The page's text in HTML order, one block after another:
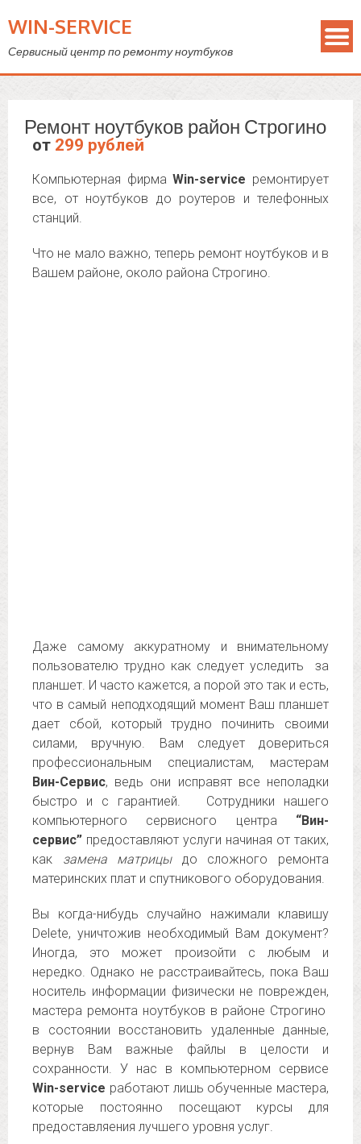
WIN-SERVICE
Сервисный центр по ремонту ноутбуков
Ремонт ноутбуков район Строгино
от 299 рублей
Компьютерная фирмаWin-service ремонтирует
все, от ноутбуков до роутеров и телефонных
станций.
Что не мало важно, теперь ремонт ноутбуков и в
Вашем районе, около района Строгино.
Даже самому аккуратному и внимательному
пользователю трудно как следует уследить за
планшет. И часто кажется, а порой это так и есть,
что в самый неподходящий момент Ваш планшет
дает сбой, который трудно починить своими
силами, вручную. Вам следует довериться
профессиональным специалистам, мастерам
Вин-Сервис, ведь они исправят все неполадки
быстро и с гарантией. Сотрудники нашего
компьютерного сервисного центра “Вин-
сервис” предоставляют услуги начиная от таких,
как замена матрицыдо сложного ремонта
материнских плат и спутникового оборудования.
Вы когда-нибудь случайно нажимали клавишу
Delete, уничтожив необходимый Вам документ?
Иногда, это может произойти с любым и
нередко. Однако не расстраивайтесь, пока Ваш
носитель информации физически не поврежден,
мастера ремонта ноутбуков в районе Строгино
в состоянии восстановить удаленные данные,
вернув Вам важные файлы в целости и
сохранности. У нас в компьютерном сервисе
Win-service работают лишь обученные мастера,
которые постоянно посещают курсы для
предоставляения лучшего уровня услуг.